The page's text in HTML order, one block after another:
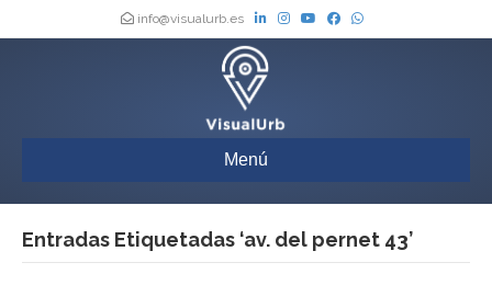
info@visualurb.es
Menú
Entradas Etiquetadas ‘av. del pernet 43’